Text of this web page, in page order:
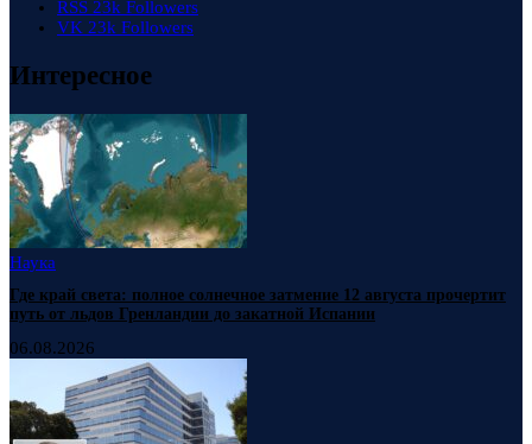
RSS 23k Followers
VK 23k Followers
Интересное
Наука
Где край света: полное солнечное затмение 12 августа прочертит
путь от льдов Гренландии до закатной Испании
06.08.2026